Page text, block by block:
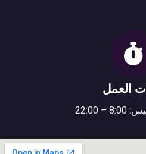
العمل
– 22:00